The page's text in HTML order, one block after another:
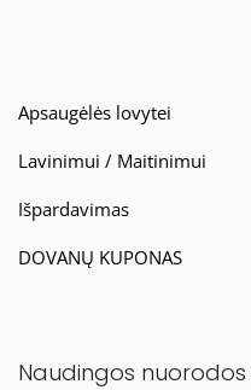
Apsaugėlės lovytei
Lavinimui / Maitinimui
Išpardavimas
DOVANŲ KUPONAS
Naudingos nuorodos